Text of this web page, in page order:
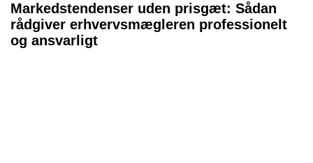
Markedstendenser uden prisgæt: Sådan
rådgiver erhvervsmægleren professionelt
og ansvarligt